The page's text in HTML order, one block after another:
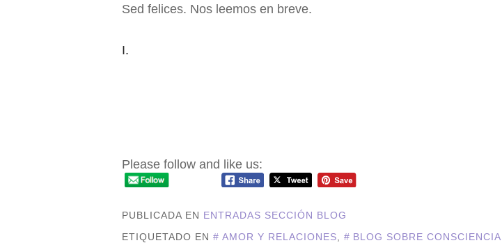
Sed felices. Nos leemos en breve.
I.
Please follow and like us:
PUBLICADA EN ENTRADAS SECCIÓN BLOG
ETIQUETADO EN
AMOR Y RELACIONES BLOG SOBRE